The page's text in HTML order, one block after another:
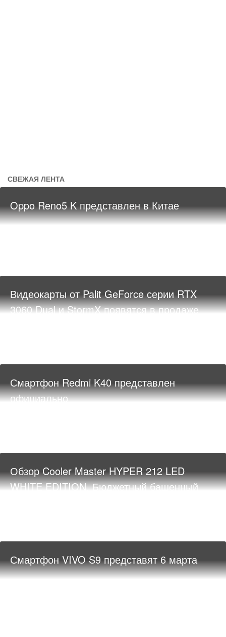
СВЕЖАЯ ЛЕНТА
Oppo Reno5 K представлен в Китае
Видеокарты от Palit GeForce серии RTX
3060 Dual и StormX появятся в продаже
Смартфон Redmi K40 представлен
официально
Обзор Cooler Master HYPER 212 LED
WHITE EDITION. Бюджетный башенный
Смартфон VIVO S9 представят 6 марта